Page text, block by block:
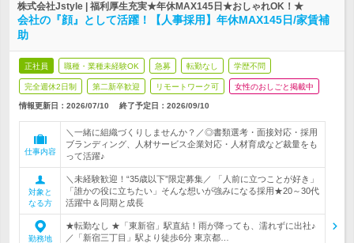
株式会社Jstyle | 福利厚生充実★年休MAX145日★おしゃれOK！★
会社の『顔』として活躍！【人事採用】年休MAX145日/家賃補
助
正社員 職種・業種未経験OK 急募 転勤なし 学歴不問
完全週休2日制 第二新卒歓迎 リモートワーク可 女性のおしごと掲載中
情報更新日：2026/07/10 終了予定日： 2026/09/10
仕事内容
＼一緒に組織づくりしませんか？／◎書類選考・面接対応・採用
ブランディング、人材サービス企業対応・人材育成など裁量をも
って活躍♪
対象と
なる方
＼未経験歓迎！“35歳以下”限定募集／ 「人前に立つことが好き」
「誰かの役に立ちたい」そんな想いが強みになる採用★20～30代
活躍中＆同期と成長
勤務地
★転勤なし ★「東新宿」駅直結！雨が降っても、濡れずに出社♪
／「新宿三丁目」駅より徒歩6分 東京都…